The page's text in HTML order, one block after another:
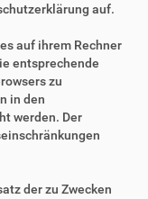
auf.
auf ihrem Rechner
entsprechende
zu
in den
werden. Der
der zu Zwecken